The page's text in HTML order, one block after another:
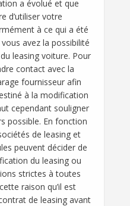
a évolué et que
d’utiliser votre
à ce qui a été
avez la possibilité
leasing voiture. Pour
contact avec la
fournisseur afin
à la modification
cependant souligner
possible. En fonction
de leasing et
peuvent décider de
du leasing ou
strictes à toutes
raison qu’il est
de leasing avant